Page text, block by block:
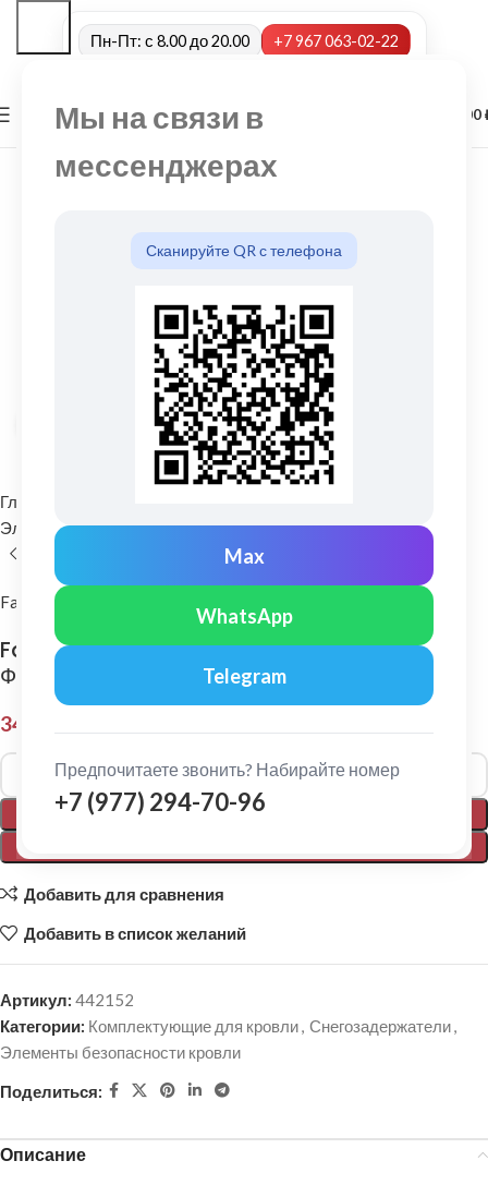
Мы на связи в
мессенджерах
Сканируйте QR с телефона
Max
WhatsApp
Telegram
Предпочитаете звонить? Набирайте номер
+7 (977) 294-70-96
Пн-Пт: с 8.00 до 20.00 +7 967 063-02-22
МЕНЮ 0,00
Нажмите, чтобы увеличить
Главная
Элементы безопасности кровли Снегозадержатели
FarAcs
FarAcs: Комплект 1 опоры крепления на
Фальцевую кровлю Ral 7004
340,00
В КОРЗИНУ
Alternative:
Добавить для сравнения
Добавить в список желаний
Артикул: 442152
Категории: Комплектующие для кровли, Снегозадержатели,
Элементы безопасности кровли
Поделиться:
Описание